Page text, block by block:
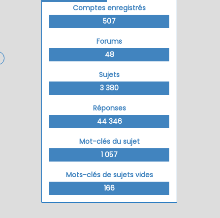
Comptes enregistrés
507
Forums
48
Sujets
3 380
Réponses
44 346
Mot-clés du sujet
1 057
Mots-clés de sujets vides
166